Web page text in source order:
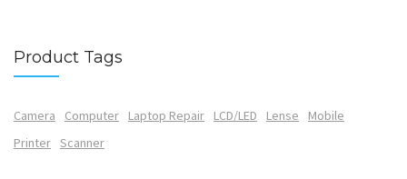
Product Tags
Camera Computer Laptop Repair LCD/LED Lense
Mobile
Printer Scanner